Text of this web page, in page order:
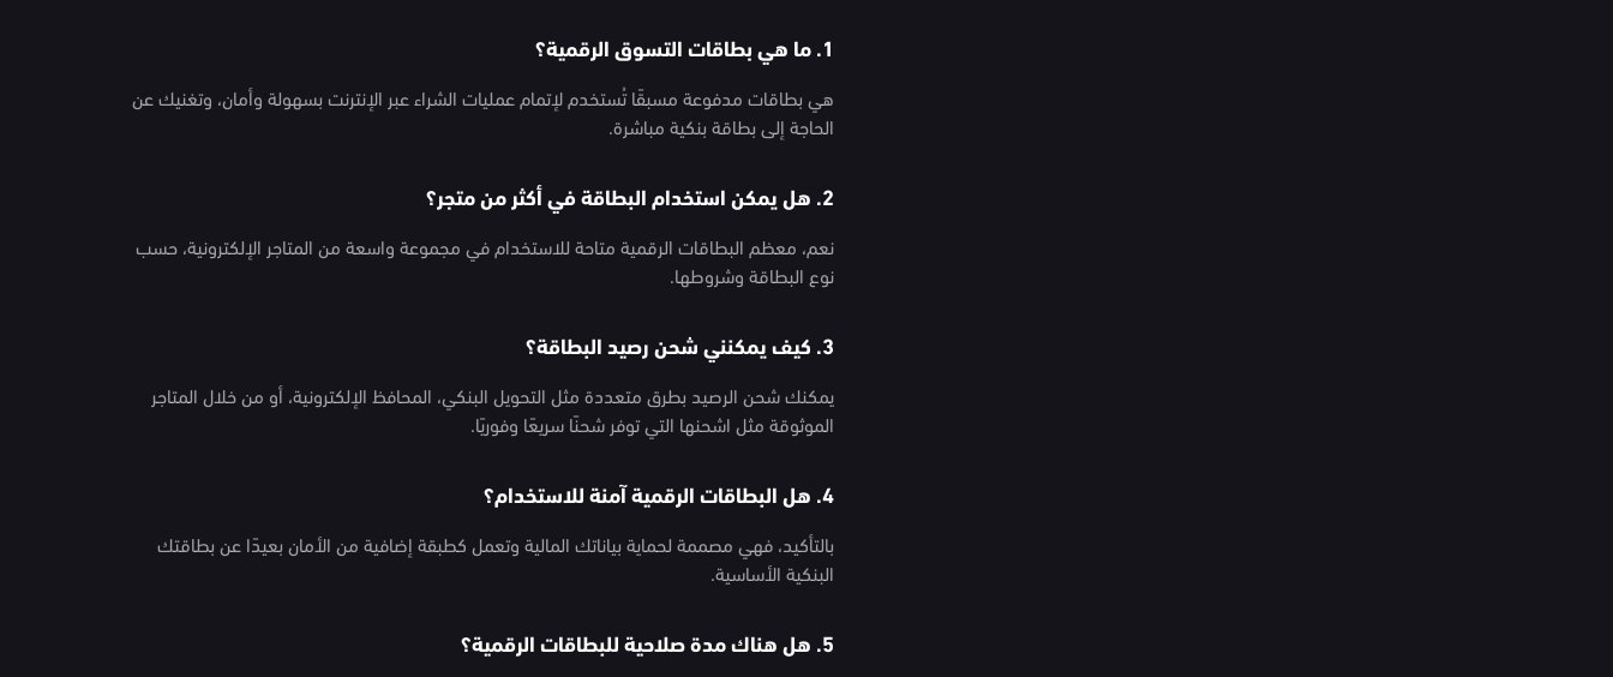
1. ما هي بطاقات التسوق الرقمية؟
هي بطاقات مدفوعة مسبقًا تُستخدم لإتمام عمليات الشراء عبر الإنترنت بسهولة وأمان، وتغنيك عن
الحاجة إلى بطاقة بنكية مباشرة.
2. هل يمكن استخدام البطاقة في أكثر من متجر؟
نعم، معظم البطاقات الرقمية متاحة للاستخدام في مجموعة واسعة من المتاجر الإلكترونية، حسب
نوع البطاقة وشروطها.
3. كيف يمكنني شحن رصيد البطاقة؟
يمكنك شحن الرصيد بطرق متعددة مثل التحويل البنكي، المحافظ الإلكترونية، أو من خلال المتاجر
الموثوقة مثل اشحنها التي توفر شحنًا سريعًا وفوريًا.
4. هل البطاقات الرقمية آمنة للاستخدام؟
بالتأكيد، فهي مصممة لحماية بياناتك المالية وتعمل كطبقة إضافية من الأمان بعيدًا عن بطاقتك
البنكية الأساسية.
5. هل هناك مدة صلاحية للبطاقات الرقمية؟